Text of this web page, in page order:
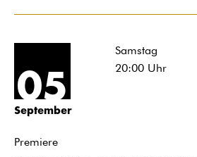
05
September
Samstag
20:00Uhr
Premiere